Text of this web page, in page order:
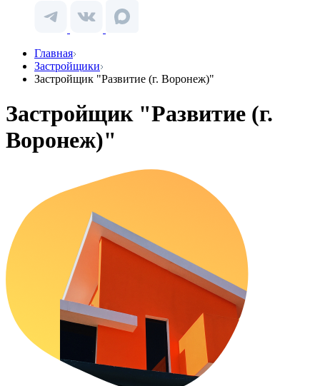
Главная
Застройщики
Застройщик "Развитие (г. Воронеж)"
Застройщик "Развитие (г.
Воронеж)"